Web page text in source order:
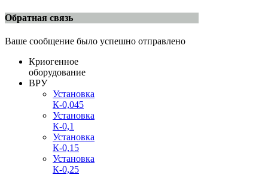
Обратная связь
Ваше сообщение было успешно отправлено
Криогенное
оборудование
ВРУ
Установка
К-0,045
Установка
К-0,1
Установка
К-0,15
Установка
К-0,25